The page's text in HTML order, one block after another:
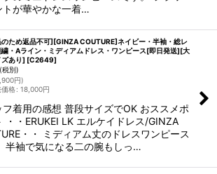
トが華やかな一着…
のため返品不可][GINZA COUTURE]ネイビー・半袖・総レ
繍・Aライン・ミディアムドレス・ワンピース[即日発送][大
ズあり] [C2649]
(税別)
円)
価格: 18,000円
フ着用の感想 普段サイズでOK おススメポ
・・ERUKEI LK エルケイドレス/GINZA
・・ ミディアム丈のドレスワンピース
半袖で気になる二の腕もしっ…